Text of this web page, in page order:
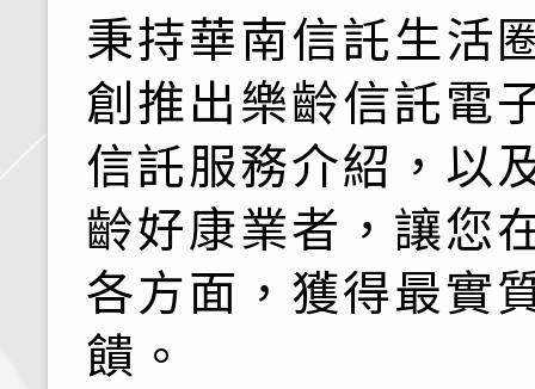
秉持華南信託生活
創推出樂齡信託電
信託服務介紹，以
齡好康業者，讓您
各方面，獲得最實
饋。